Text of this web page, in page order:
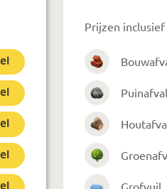
Prijzen
Puinafval